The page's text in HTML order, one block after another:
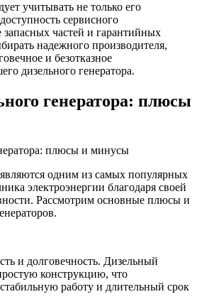
учитывать не только его
сервисного
частей и гарантийных
надежного производителя,
и безотказное
дизельного генератора.
генератора: плюсы
плюсы и минусы
одним из самых популярных
электроэнергии благодаря своей
Рассмотрим основные плюсы и
и долговечность. Дизельный
конструкцию, что
работу и длительный срок